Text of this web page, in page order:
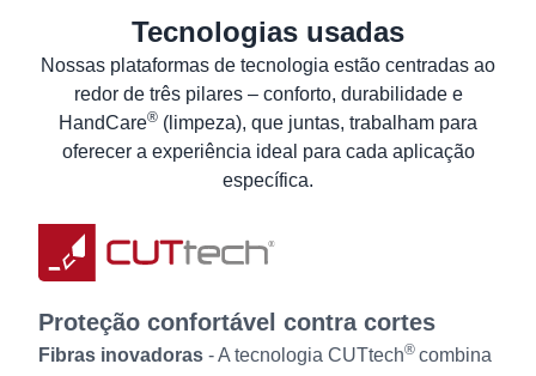
Planilha de dados de produto
Informação ao Utilizador
Tecnologias usadas
Nossas plataformas de tecnologia estão centradas ao
redor de três pilares – conforto, durabilidade e
HandCare® (limpeza), que juntas, trabalham para
oferecer a experiência ideal para cada aplicação
específica.
Proteção confortável contra cortes
Fibras inovadoras - A tecnologia CUTtech® combina